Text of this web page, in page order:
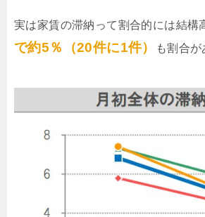
実は家賃の滞納って割合的には結構
で約5％（20件に1件）
も割合が